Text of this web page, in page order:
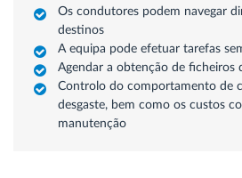
Os condutores podem navegar
destinos
A equipa pode efetuar tarefas
Agendar a obtenção de ficheiros
Controlo do comportamento de
desgaste, bem como os custos
manutenção